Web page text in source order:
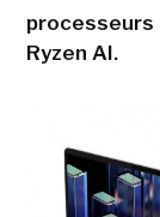
processeurs
Ryzen AI.